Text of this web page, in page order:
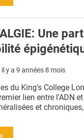
Une
y a 9 années 8 mois
du King's College
lien entre l'ADN
et